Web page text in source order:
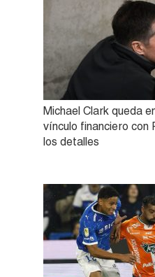
Michael Clark queda
vínculo financiero con
los detalles